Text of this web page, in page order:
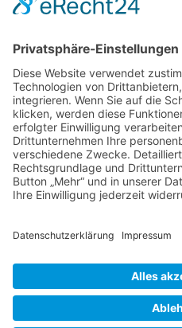
Ihre Vorteile auf einen
einen umfangreichen
problemlose Bestellung
schnelle Lieferung mit
keine
Reparatur von
Fabrikate
Copyright © 2014